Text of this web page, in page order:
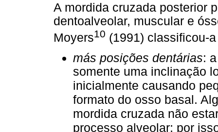
A mordida cruzada posterior
dentoalveolar, muscular e
Moyers10 (1991) classificou-
más posições dentárias:
somente uma inclinação
inicialmente causando
formato do osso basal.
mordida cruzada não
processo alveolar; por